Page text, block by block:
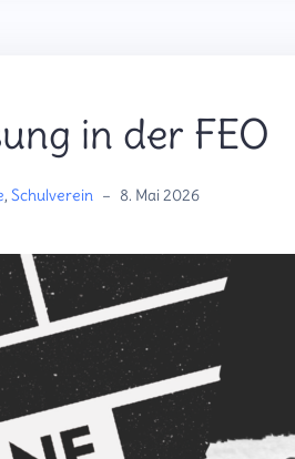
in der FEO
, Schulverein – 8. Mai 2026